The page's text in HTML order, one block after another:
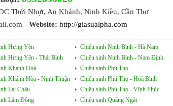
Thới Nhựt, An Khánh, Ninh Kiều, Cần Thơ
- Website: http://giasualpha.com
Hưng Yên
Hưng Yên - Thái Bình
Khánh Hoà
Khánh Hòa - Ninh Thuận
Lai Châu
Lâm Đồng
Chiêu sinh Ninh Bình - Hà Nam
Chiêu sinh Ninh Bình - Nam Định
Chiêu sinh Phú Thọ
Chiêu sinh Phú Thọ - Hoà Bình
Chiêu sinh Phú Thọ - Vĩnh Phúc
Chiêu sinh Quãng Ngãi